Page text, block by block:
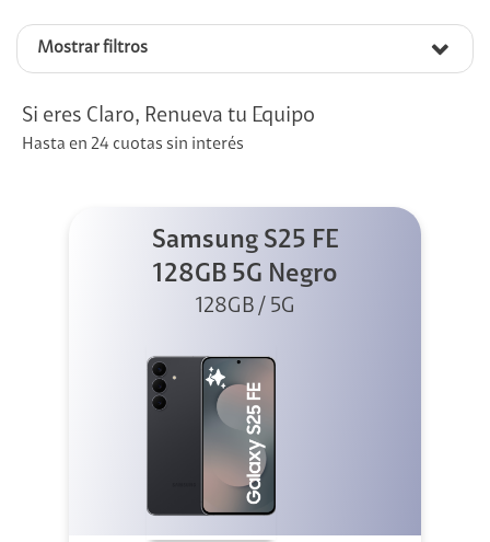
Mostrar filtros
Si eres Claro, Renueva tu Equipo
Hasta en 24 cuotas sin interés
Samsung S25 FE
128GB 5G Negro
128GB / 5G